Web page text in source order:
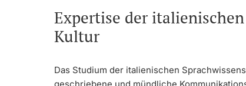
Expertise der
Kultur
Das Studium der italienischen